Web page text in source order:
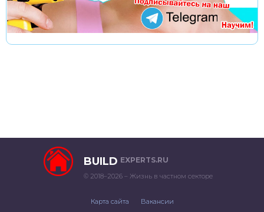
BUILD EXPERTS.RU
© 2018–2026 – Жизнь в частном секторе
Карта сайта Вакансии